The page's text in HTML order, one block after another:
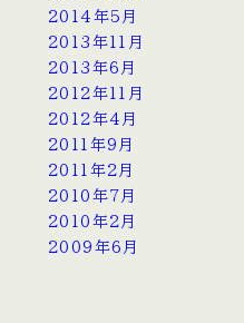
2014年5月
2013年11月
2013年6月
2012年11月
2012年4月
2011年9月
2011年2月
2010年7月
2010年2月
2009年6月